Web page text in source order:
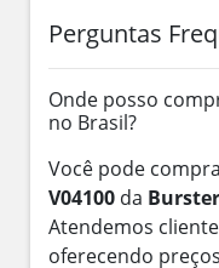
Perguntas
Onde posso
no Brasil?
Você pode
V04100 da Burster
Atendemos
oferecendo